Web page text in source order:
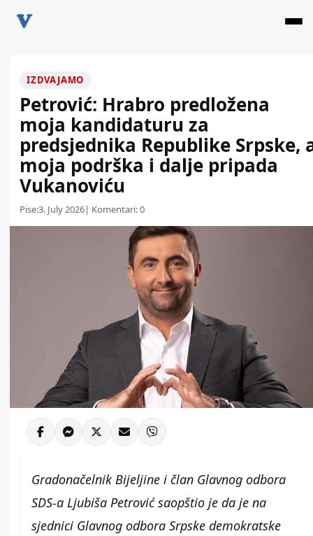
IZDVAJAMO
Petrović: Hrabro predložena
moja kandidaturu za
predsjednika Republike Srpske,
moja podrška i dalje pripada
Vukanoviću
Pise:3. July 2026| Komentari:0
Gradonačelnik Bijeljine i član Glavnog odbora
SDS-a Ljubiša Petrović saopštio je da je na
sjednici Glavnog odbora Srpske demokratske